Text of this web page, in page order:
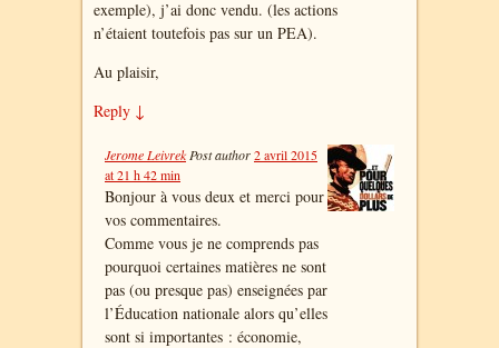
exemple), j’ai donc vendu. (les actions
n’étaient toutefois pas sur un PEA).
Au plaisir,
Reply ↓
Jerome LeivrekPost author2 avril 2015
at 21 h 42 min
Bonjour à vous deux et merci pour
vos commentaires.
Comme vous je ne comprends pas
pourquoi certaines matières ne sont
pas (ou presque pas) enseignées par
l’Éducation nationale alors qu’elles
sont si importantes : économie,